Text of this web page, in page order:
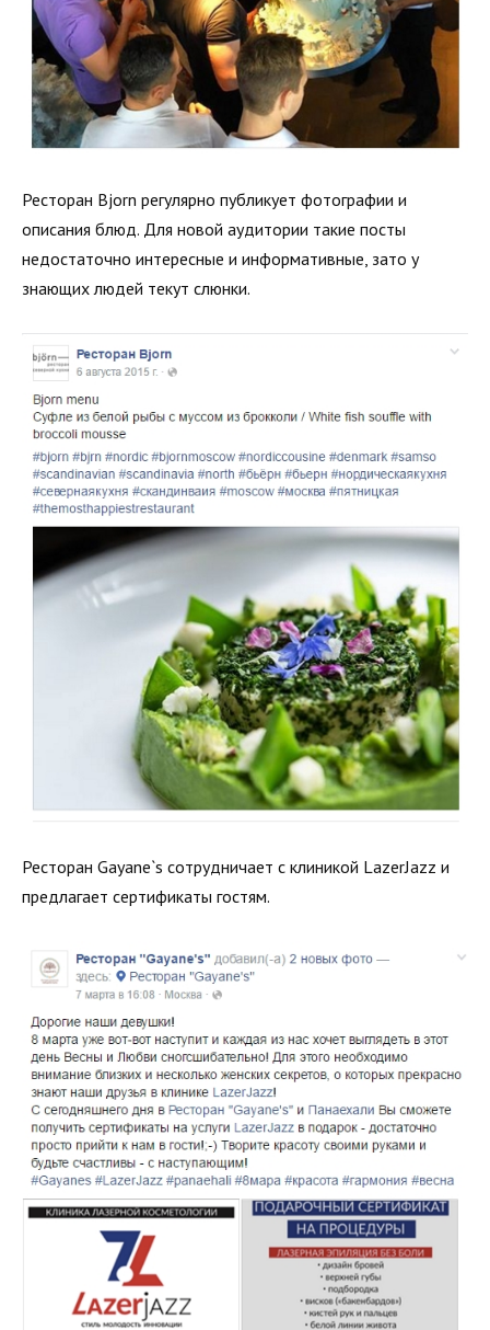
Ресторан Bjorn регулярно публикует фотографии и
описания блюд. Для новой аудитории такие посты
недостаточно интересные и информативные, зато у
знающих людей текут слюнки.
Ресторан Gayane`s сотрудничает с клиникой LazerJazz и
предлагает сертификаты гостям.